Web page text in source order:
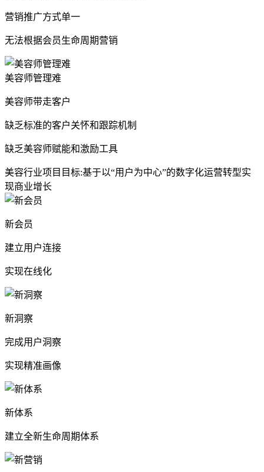
营销推广方式单一
无法根据会员生命周期营销
美容师管理难
美容师带走客户
缺乏标准的客户关怀和跟踪机制
缺乏美容师赋能和激励工具
美容行业项目目标:基于以“用户为中心”的数字化运营转型实
现商业增长
新会员
建立用户连接
实现在线化
新洞察
完成用户洞察
实现精准画像
新体系
建立全新生命周期体系